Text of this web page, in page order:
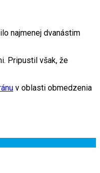
najmenej dvanástim
Pripustil však, že
v oblasti obmedzenia